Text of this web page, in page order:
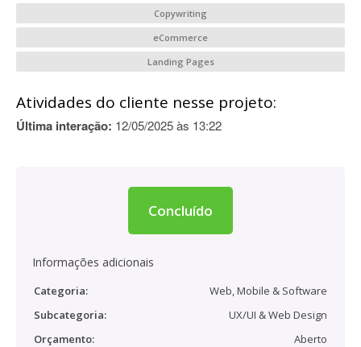
Copywriting
eCommerce
Landing Pages
Atividades do cliente nesse projeto:
Última interação: 12/05/2025 às 13:22
Concluído
Informações adicionais
Categoria:
Web, Mobile & Software
Subcategoria:
UX/UI & Web Design
Orçamento:
Aberto